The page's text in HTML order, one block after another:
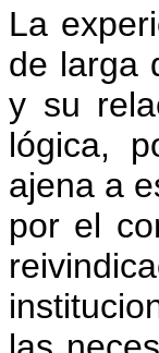
La
de larga
y su
lógica,
ajena a
por el